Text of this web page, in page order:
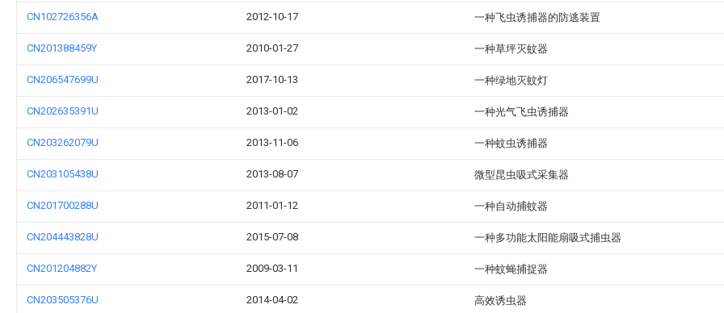
CN102726356A 2012-10-17 一种飞虫诱捕器的防逃装置
CN201388459Y 2010-01-27 一种草坪灭蚊器
CN206547699U 2017-10-13 一种绿地灭蚊灯
CN202635391U 2013-01-02 一种光气飞虫诱捕器
CN203262079U 2013-11-06 一种蚊虫诱捕器
CN203105438U 2013-08-07 微型昆虫吸式采集器
CN201700288U 2011-01-12 一种自动捕蚊器
CN204443828U 2015-07-08 一种多功能太阳能扇吸式捕虫器
CN201204882Y 2009-03-11 一种蚊蝇捕捉器
CN203505376U 2014-04-02 高效诱虫器